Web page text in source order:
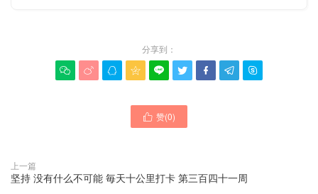
分享到：
        
 赞(0)
上一篇
坚持 没有什么不可能 毎天十公里打卡 第三百四十一周